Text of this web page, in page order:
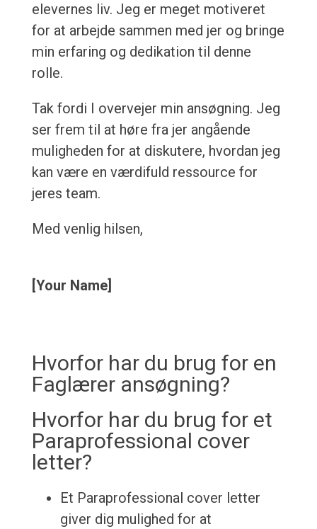
elevernes liv. Jeg er meget motiveret
for at arbejde sammen med jer og bringe
min erfaring og dedikation til denne
rolle.
Tak fordi I overvejer min ansøgning. Jeg
ser frem til at høre fra jer angående
muligheden for at diskutere, hvordan jeg
kan være en værdifuld ressource for
jeres team.
Med venlig hilsen,
[Your Name]
Hvorfor har du brug for en
Faglærer ansøgning?
Hvorfor har du brug for et
Paraprofessional cover
letter?
Et Paraprofessional cover letter
giver dig mulighed for at